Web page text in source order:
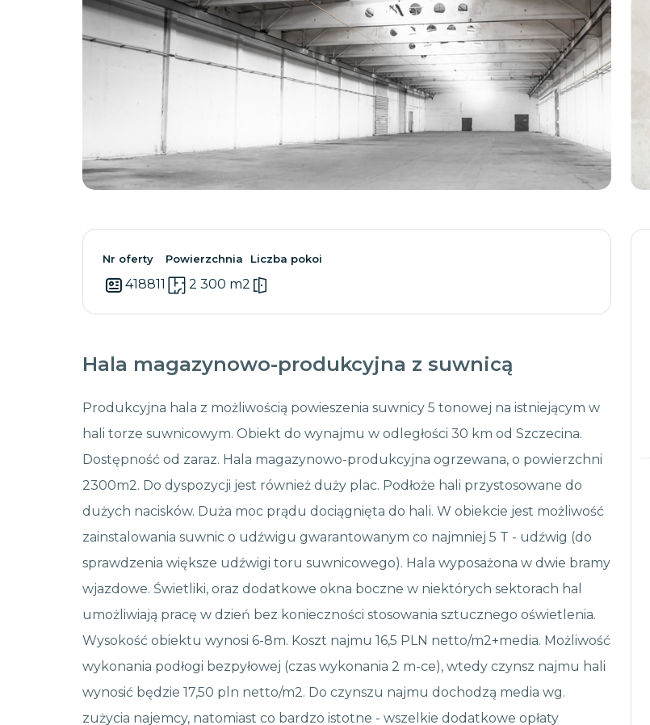
Nr oferty
418811
Powierzchnia
2 300 m2
Liczba pokoi
Hala magazynowo-produkcyjna z suwnicą
Produkcyjna hala z możliwością powieszenia suwnicy 5 tonowej na istniejącym w
hali torze suwnicowym. Obiekt do wynajmu w odległości 30 km od Szczecina.
Dostępność od zaraz. Hala magazynowo-produkcyjna ogrzewana, o powierzchni
2300m2. Do dyspozycji jest również duży plac. Podłoże hali przystosowane do
dużych nacisków. Duża moc prądu dociągnięta do hali. W obiekcie jest możliwość
zainstalowania suwnic o udźwigu gwarantowanym co najmniej 5 T - udźwig (do
sprawdzenia większe udźwigi toru suwnicowego). Hala wyposażona w dwie bramy
wjazdowe. Świetliki, oraz dodatkowe okna boczne w niektórych sektorach hal
umożliwiają pracę w dzień bez konieczności stosowania sztucznego oświetlenia.
Wysokość obiektu wynosi 6-8m. Koszt najmu 16,5 PLN netto/m2+media. Możliwość
wykonania podłogi bezpyłowej (czas wykonania 2 m-ce), wtedy czynsz najmu hali
wynosić będzie 17,50 pln netto/m2. Do czynszu najmu dochodzą media wg.
zużycia najemcy, natomiast co bardzo istotne - wszelkie dodatkowe opłaty